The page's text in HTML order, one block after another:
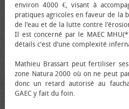
environ 4000 €, visant à
pratiques agricoles en faveur de la
de l’eau et de la lutte contre
Il est concerné par le MAEC
détails c'est d'une complexité
Mathieu Brassart peut fertiliser
zone Natura 2000 où on ne peut
donc un retard autorisé au
GAEC y fait du foin.